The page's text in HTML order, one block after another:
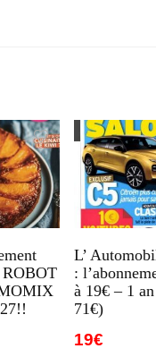
L’
:
à 19€ – 1
71€)
19€